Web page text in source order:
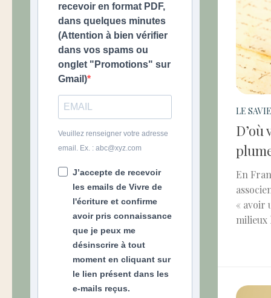
LE
D’où
En
« avoir
milieux
recevoir en format PDF,
dans quelques minutes
(Attention à bien vérifier
dans vos spams ou
onglet "Promotions" sur
Gmail)
Veuillez renseigner votre adresse
email. Ex. : abc@xyz.com
J’accepte de recevoir
les emails de Vivre de
l'écriture et confirme
avoir pris connaissance
que je peux me
désinscrire à tout
moment en cliquant sur
le lien présent dans les
e-mails reçus.